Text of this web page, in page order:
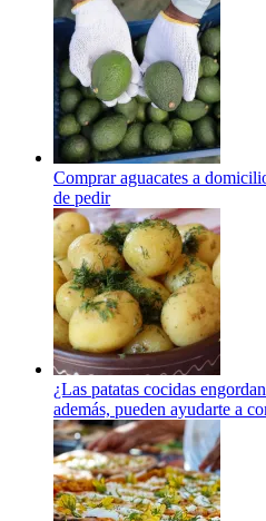
Comprar aguacates a
de pedir
¿Las patatas cocidas
además, pueden ayudarte a